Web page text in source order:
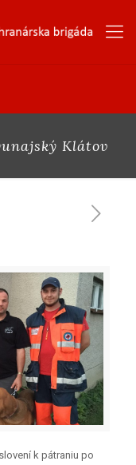
Klátov
k pátraniu po